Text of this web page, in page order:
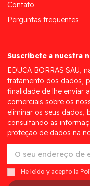
Contato
Perguntas frequentes
Suscríbete a nuestra
EDUCA BORRAS SAU,
tratamento dos dados,
finalidade de lhe enviar
comerciais sobre os
eliminar os seus dados,
consultando as
proteção de dados na
He leído y acepto la